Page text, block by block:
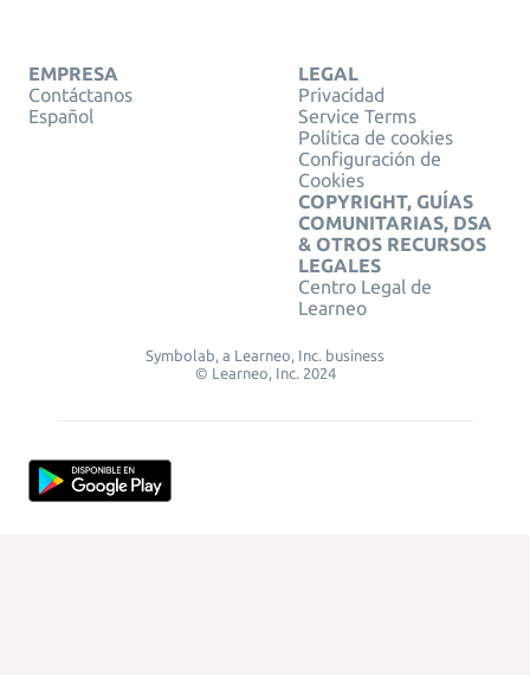
EMPRESA
Contáctanos
Español
LEGAL
Privacidad
Service Terms
Política de cookies
Configuración de
Cookies
COPYRIGHT, GUÍAS
COMUNITARIAS, DSA
& OTROS RECURSOS
LEGALES
Centro Legal de
Learneo
Symbolab, a Learneo, Inc. business
© Learneo, Inc. 2024